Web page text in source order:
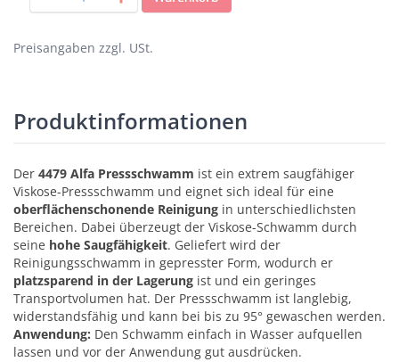
Preisangaben zzgl. USt.
Produktinformationen
Der 4479 Alfa Pressschwamm ist ein extrem saugfähiger
Viskose-Pressschwamm und eignet sich ideal für eine
oberflächenschonende Reinigung in unterschiedlichsten
Bereichen. Dabei überzeugt der Viskose-Schwamm durch
seine hohe Saugfähigkeit. Geliefert wird der
Reinigungsschwamm in gepresster Form, wodurch er
platzsparend in der Lagerung ist und ein geringes
Transportvolumen hat. Der Pressschwamm ist langlebig,
widerstandsfähig und kann bei bis zu 95° gewaschen werden.
Anwendung: Den Schwamm einfach in Wasser aufquellen
lassen und vor der Anwendung gut ausdrücken.